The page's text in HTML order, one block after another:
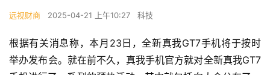
远视财商 2025-04-21 上午10:27 科技
根据有关消息称，本月23日，全新真我GT7手机将于按时
举办发布会。就在前不久，真我手机官方就对全新真我GT7